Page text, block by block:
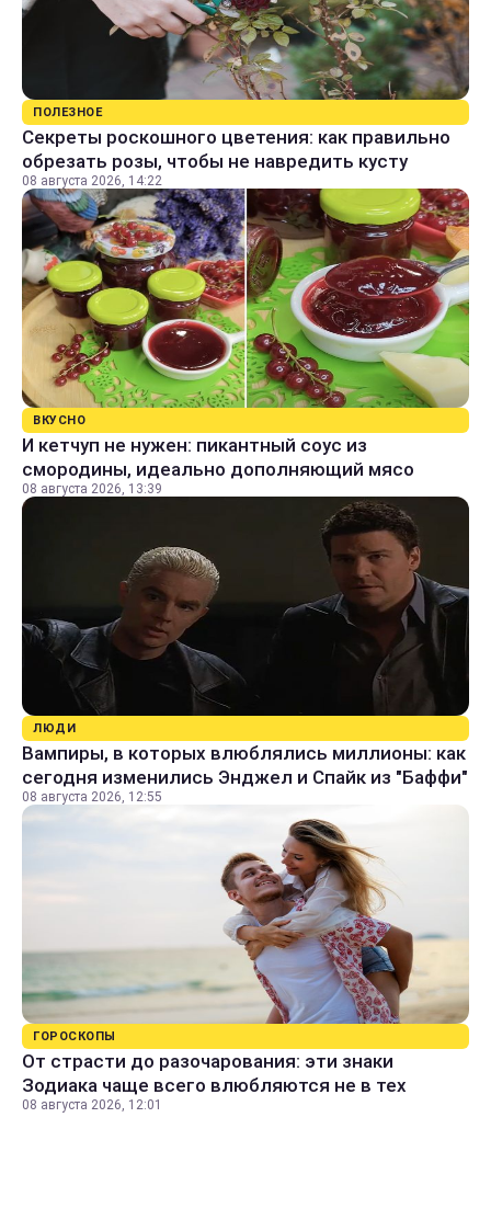
ПОЛЕЗНОЕ
Секреты роскошного цветения: как правильно
обрезать розы, чтобы не навредить кусту
08 августа 2026, 14:22
ВКУСНО
И кетчуп не нужен: пикантный соус из
смородины, идеально дополняющий мясо
08 августа 2026, 13:39
ЛЮДИ
Вампиры, в которых влюблялись миллионы: как
сегодня изменились Энджел и Спайк из "Баффи"
08 августа 2026, 12:55
ГОРОСКОПЫ
От страсти до разочарования: эти знаки
Зодиака чаще всего влюбляются не в тех
08 августа 2026, 12:01